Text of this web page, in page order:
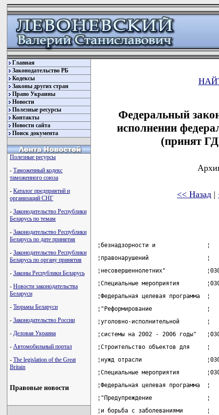
Главная
Законодательство РБ
Кодексы
Законы других стран
Право Украины
Новости
Полезные ресурсы
Контакты
Новости сайта
Поиск документа
Полезные ресурсы
- Таможенный кодекс
таможенного союза
- Каталог предприятий и
организаций СНГ
- Законодательство Республики
Беларусь по темам
- Законодательство Республики
Беларусь по дате принятия
- Законодательство Республики
Беларусь по органу принятия
- Законы Республики Беларусь
- Новости законодательства
Беларуси
- Тюрьмы Беларуси
- Законодательство России
- Деловая Украина
- Автомобильный портал
- The legislation of the Great
Britain
Правовые новости
Федеральный
исполнении
(принят
<< Назад |
¦безнадзорности и
¦правонарушений
¦несовершеннолетних"
¦Специальные мероприятия
¦Федеральная целевая
¦"Реформирование
¦уголовно-исполнительной
¦системы на 2002 - 2006 годы"
¦Строительство объектов
¦нужд отрасли
¦Специальные мероприятия
¦Федеральная целевая
¦"Предупреждение
¦и борьба с заболеваниями